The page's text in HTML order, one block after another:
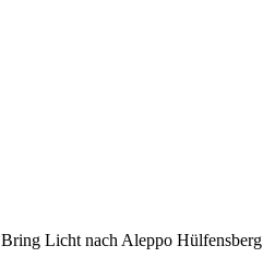
Bring Licht nach Aleppo Hülfensberg